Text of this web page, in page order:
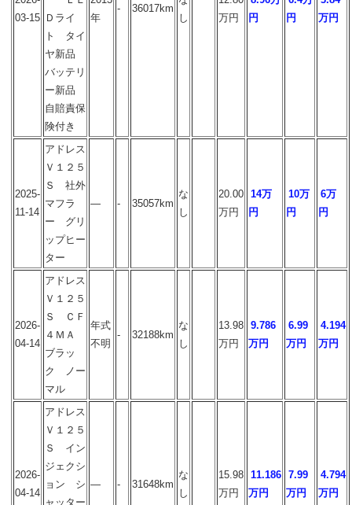
03-15 Ｄライ
ト タイ
ヤ新品
バッテリ
ー新品
自賠責保
険付き
年
- 36017km
し
万円
円
円
万円
2025-
11-14
アドレス
Ｖ１２５
Ｓ 社外
マフラ
ー グリ
ップヒー
ター
― - 35057km
な
し
20.00
万円
14万
円
10万
円
6万
円
2026-
04-14
アドレス
Ｖ１２５
Ｓ ＣＦ
４ＭＡ
ブラッ
ク ノー
マル
年式
不明
- 32188km
な
し
13.98
万円
9.786
万円
6.99
万円
4.194
万円
2026-
04-14
アドレス
Ｖ１２５
Ｓ イン
ジェクシ
ョン シ
ャッター
― - 31648km
な
し
15.98
万円
11.186
万円
7.99
万円
4.794
万円